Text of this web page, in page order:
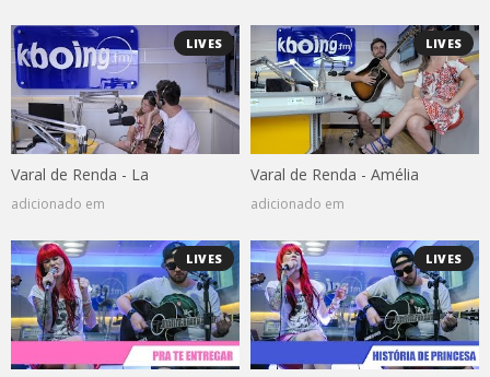
LIVES
Varal de Renda - La
adicionado em
LIVES
Varal de Renda - Amélia
adicionado em
LIVES LIVES